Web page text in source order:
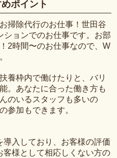
ポイント
掃除代行のお仕事！世田谷
ションでのお仕事です。お部
2時間〜のお仕事なので、W
養枠内で働けたりと、バリ
。あなたに合った働き方も
のいるスタッフも多いの
参加もできます。
入しており、お客様の評価
様として相応しくない方の